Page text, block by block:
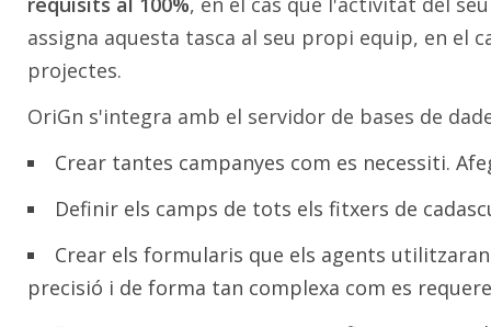
assigna aquesta tasca al seu propi equip, en el
projectes.
OriGn s'integra amb el servidor de bases de
Crear tantes campanyes com es necessiti.
Definir els camps de tots els fitxers de
Crear els formularis que els agents
precisió i de forma tan complexa com es